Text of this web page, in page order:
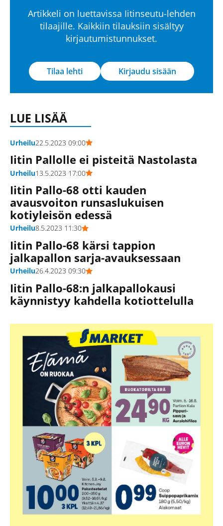
Artikkeli on luettavissa Iitinseutu-lehden
tilaajille. Kaikkiin tilauksiin sisältyy
kirjautumistunnukset.
Tilaa lehti Kirjaudu sisään
LUE LISÄÄ
Urheilu22.5.2023 09:00
Iitin Pallolle ei pisteitä Nastolasta
Urheilu13.5.2023 17:00
Iitin Pallo-68 otti kauden
avausvoiton runsaslukuisen
kotiyleisön edessä
Urheilu8.5.2023 11:30
Iitin Pallo-68 kärsi tappion
jalkapallon sarja-avauksessaan
Urheilu26.4.2023 09:30
Iitin Pallo-68:n jalkapallokausi
käynnistyy kahdella kotiottelulla